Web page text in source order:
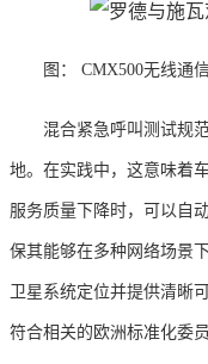
图： CMX500无线通
混合紧急呼叫测试规
地。在实践中，这意味着
服务质量下降时，可以自
保其能够在多种网络场景
卫星系统定位并提供清晰
符合相关的欧洲标准化委